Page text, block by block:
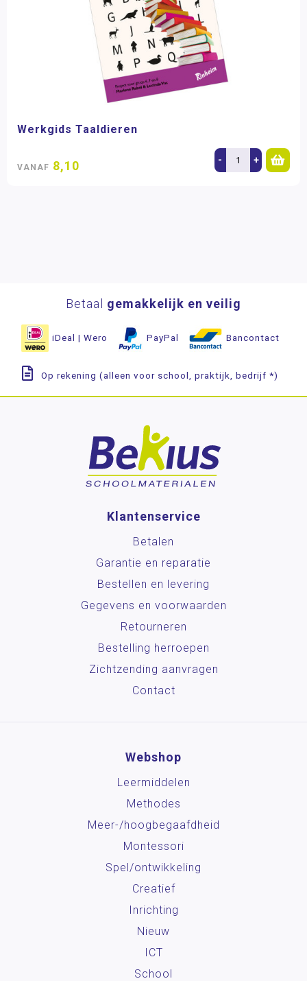
Werkgids Taaldieren
VANAF 8,10 - +
Betaal gemakkelijk en veilig
iDeal | Wero PayPal Bancontact
Op rekening (alleen voor school, praktijk, bedrijf *)
Klantenservice
Betalen
Garantie en reparatie
Bestellen en levering
Gegevens en voorwaarden
Retourneren
Bestelling herroepen
Zichtzending aanvragen
Contact
Webshop
Leermiddelen
Methodes
Meer-/hoog­begaafdheid
Montessori
Spel/ontwikkeling
Creatief
Inrichting
Nieuw
ICT
School